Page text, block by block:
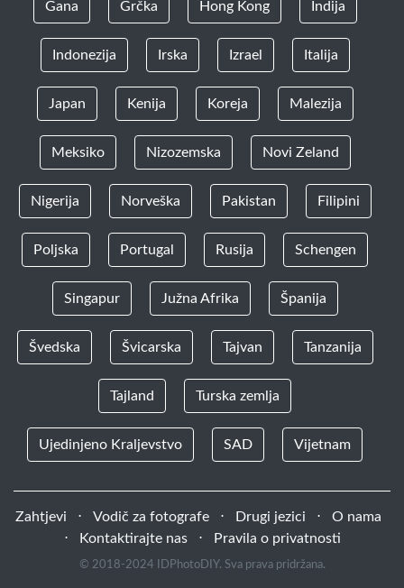
Gana Grčka Hong Kong Indija
Indonezija Irska Izrael Italija
Japan Kenija Koreja Malezija
Meksiko Nizozemska Novi Zeland
Nigerija Norveška Pakistan Filipini
Poljska Portugal Rusija Schengen
Singapur Južna Afrika Španija
Švedska Švicarska Tajvan Tanzanija
Tajland Turska zemlja
Ujedinjeno Kraljevstvo SAD Vijetnam
Zahtjevi ⋅ Vodič za fotografe ⋅ Drugi jezici ⋅
O nama
⋅
Kontaktirajte nas ⋅ Pravila o privatnosti
© 2018-2024 IDPhotoDIY. Sva prava pridržana.